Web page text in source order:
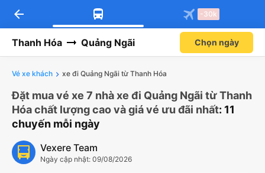
arrow_back -30k
Thanh Hóa Quảng Ngãi Chọn ngày
Vé xe khách xe đi Quảng Ngãi từ Thanh Hóa
Đặt mua vé xe 7 nhà xe đi Quảng Ngãi từ Thanh
Hóa chất lượng cao và giá vé ưu đãi nhất: 11
chuyến mỗi ngày
Vexere Team
Ngày cập nhật: 09/08/2026